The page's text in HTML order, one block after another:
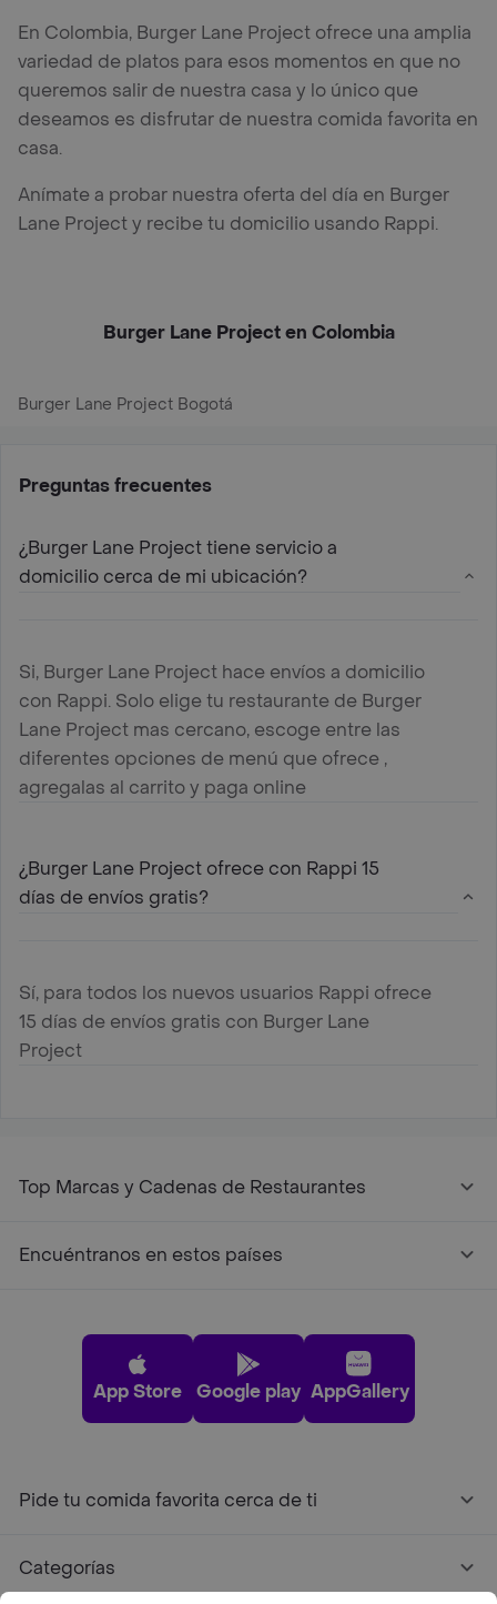
En Colombia, Burger Lane Project ofrece una amplia
variedad de platos para esos momentos en que no
queremos salir de nuestra casa y lo único que
deseamos es disfrutar de nuestra comida favorita en
casa.
Anímate a probar nuestra oferta del día en Burger
Lane Project y recibe tu domicilio usando Rappi.
Burger Lane Project en Colombia
Burger Lane Project Bogotá
Preguntas frecuentes
¿Burger Lane Project tiene servicio a
domicilio cerca de mi ubicación?
Si, Burger Lane Project hace envíos a domicilio
con Rappi. Solo elige tu restaurante de Burger
Lane Project mas cercano, escoge entre las
diferentes opciones de menú que ofrece ,
agregalas al carrito y paga online
¿Burger Lane Project ofrece con Rappi 15
días de envíos gratis?
Sí, para todos los nuevos usuarios Rappi ofrece
15 días de envíos gratis con Burger Lane
Project
Top Marcas y Cadenas de Restaurantes
Encuéntranos en estos países
App Store Google play AppGallery
Pide tu comida favorita cerca de ti
Categorías